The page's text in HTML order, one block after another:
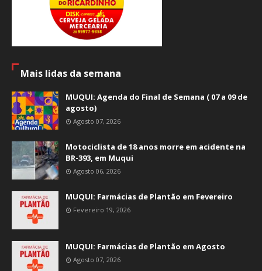
Mais lidas da semana
MUQUI: Agenda do Final de Semana ( 07 a 09 de
agosto)
Agosto 07, 2026
Motociclista de 18 anos morre em acidente na
BR-393, em Muqui
Agosto 06, 2026
MUQUI: Farmácias de Plantão em Fevereiro
Fevereiro 19, 2026
MUQUI: Farmácias de Plantão em Agosto
Agosto 07, 2026